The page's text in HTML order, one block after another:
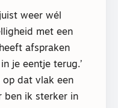
weer wél
met een
afspraken
je eentje terug.’
op dat vlak een
ben ik sterker in